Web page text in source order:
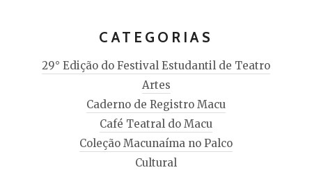
CATEGORIAS
29° Edição do Festival Estudantil de Teatro
Artes
Caderno de Registro Macu
Café Teatral do Macu
Coleção Macunaíma no Palco
Cultural